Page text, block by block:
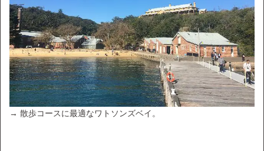
→ 散歩コースに最適なワトソンズベイ。